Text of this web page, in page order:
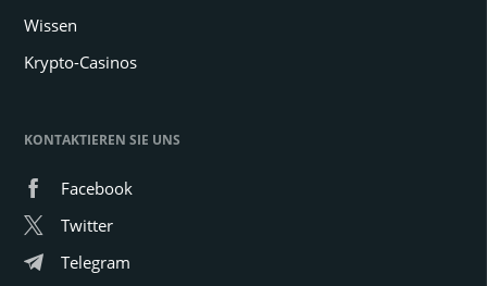
Wissen
Krypto-Casinos
KONTAKTIEREN SIE UNS
Facebook
Twitter
Telegram